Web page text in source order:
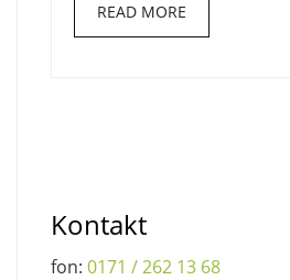
READ MORE
Kontakt
fon: 0171 / 262 13 68